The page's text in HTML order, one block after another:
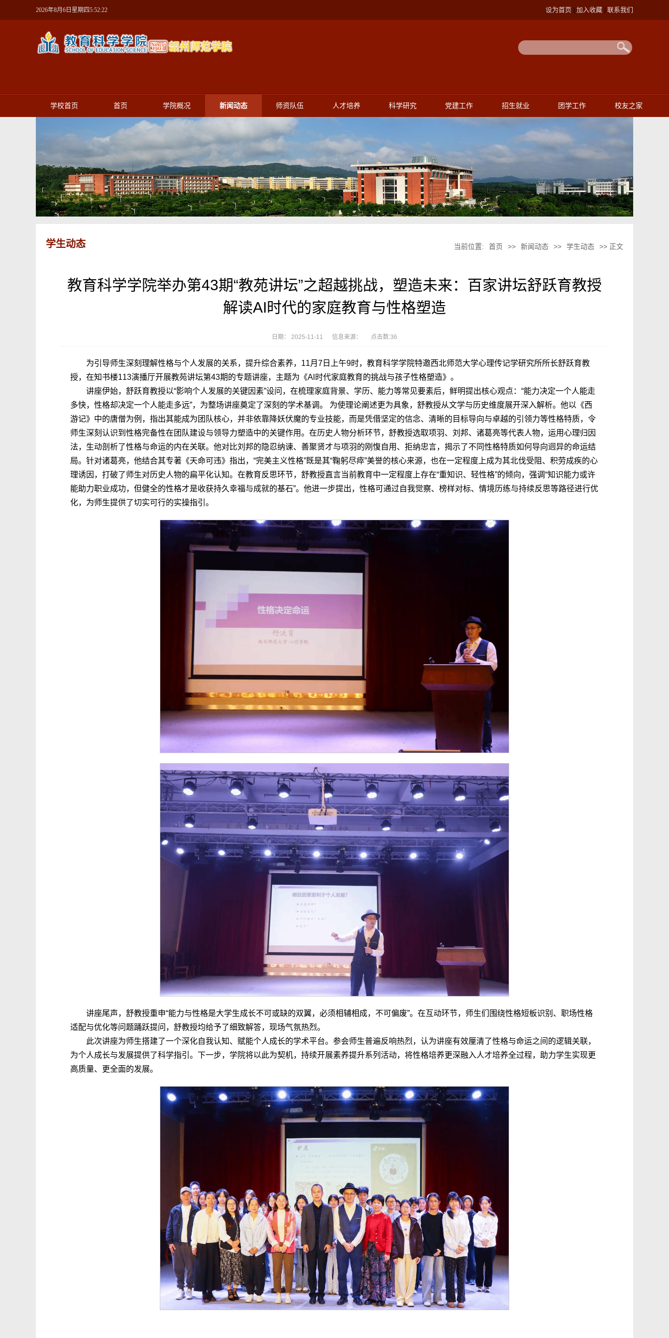
2026年8月6日星期四5:52:23 设为首页 加入收藏 联系我们
学校首页 首页 学院概况 新闻动态 师资队伍 人才培养 科学研究 党建工作 招生就业 团学工作 校友之家
学生动态 当前位置: 首页 >> 新闻动态 >> 学生动态 >> 正文
教育科学学院举办第43期“教苑讲坛”之超越挑战，塑造未来：百家讲坛舒跃育教授
解读AI时代的家庭教育与性格塑造
日期： 2025-11-11 信息来源： 点击数:36
为引导师生深刻理解性格与个人发展的关系，提升综合素养，11月7日上午9时，教育科学学院特邀西北师范大学心理传记学研究所所长舒跃育教
授，在知书楼113演播厅开展教苑讲坛第43期的专题讲座，主题为《Al时代家庭教育的挑战与孩子性格塑造》。
讲座伊始，舒跃育教授以“影响个人发展的关键因素”设问，在梳理家庭背景、学历、能力等常见要素后，鲜明提出核心观点：“能力决定一个人能走
多快，性格却决定一个人能走多远”，为整场讲座奠定了深刻的学术基调。 为使理论阐述更为具象，舒教授从文学与历史维度展开深入解析。他以《西
游记》中的唐僧为例，指出其能成为团队核心，并非依靠降妖伏魔的专业技能，而是凭借坚定的信念、清晰的目标导向与卓越的引领力等性格特质，令
师生深刻认识到性格完备性在团队建设与领导力塑造中的关键作用。在历史人物分析环节，舒教授选取项羽、刘邦、诸葛亮等代表人物，运用心理归因
法，生动剖析了性格与命运的内在关联。他对比刘邦的隐忍纳谏、善聚贤才与项羽的刚愎自用、拒纳忠言，揭示了不同性格特质如何导向迥异的命运结
局。针对诸葛亮，他结合其专著《天命可违》指出，“完美主义性格”既是其“鞠躬尽瘁”美誉的核心来源，也在一定程度上成为其北伐受阻、积劳成疾的心
理诱因，打破了师生对历史人物的扁平化认知。在教育反思环节，舒教授直言当前教育中一定程度上存在“重知识、轻性格”的倾向，强调“知识能力或许
能助力职业成功，但健全的性格才是收获持久幸福与成就的基石”。他进一步提出，性格可通过自我觉察、榜样对标、情境历练与持续反思等路径进行优
化，为师生提供了切实可行的实操指引。
讲座尾声，舒教授重申“能力与性格是大学生成长不可或缺的双翼，必须相辅相成，不可偏废”。在互动环节，师生们围绕性格短板识别、职场性格
适配与优化等问题踊跃提问，舒教授均给予了细致解答，现场气氛热烈。
此次讲座为师生搭建了一个深化自我认知、赋能个人成长的学术平台。参会师生普遍反响热烈，认为讲座有效厘清了性格与命运之间的逻辑关联，
为个人成长与发展提供了科学指引。下一步，学院将以此为契机，持续开展素养提升系列活动，将性格培养更深融入人才培养全过程，助力学生实现更
高质量、更全面的发展。